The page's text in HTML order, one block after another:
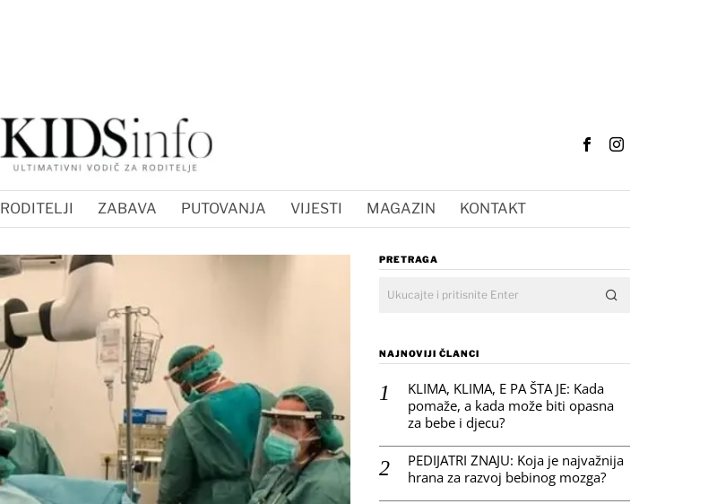
RODITELJI ZABAVA PUTOVANJA VIJESTI MAGAZIN KONTAKT
PRETRAGA
NAJNOVIJI ČLANCI
KLIMA, KLIMA, E PA ŠTA JE: Kada
pomaže, a kada može biti opasna
za bebe i djecu?
PEDIJATRI ZNAJU: Koja je najvažnija
hrana za razvoj bebinog mozga?